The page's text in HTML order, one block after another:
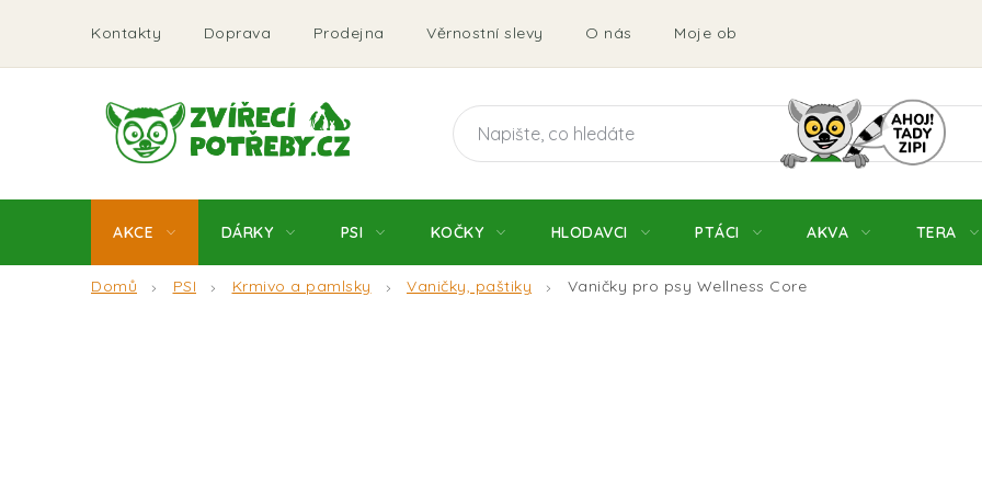
obsah
Kontakty Doprava Prodejna Věrnostní slevy O nás Moje objednávka Obchodní
AKCE DÁRKY PSI KOČKY HLODAVCI PTÁCI AKVA TERA
Domů PSI Krmivo a pamlsky Vaničky, paštiky Vaničky pro psy Wellness Core